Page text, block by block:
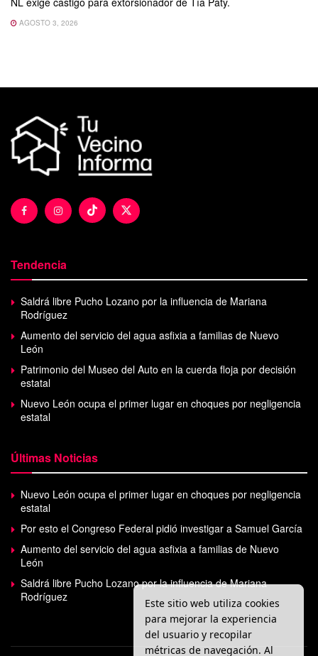
AGOSTO 3, 2026
Tendencia
Saldrá libre Pucho Lozano por la influencia de Mariana
Rodríguez
Aumento del servicio del agua asfixia a familias de Nuevo
León
Patrimonio del Museo del Auto en la cuerda floja por decisión
estatal
Nuevo León ocupa el primer lugar en choques por negligencia
estatal
Últimas Noticias
Nuevo León ocupa el primer lugar en choques por negligencia
estatal
Por esto el Congreso Federal pidió investigar a Samuel García
Aumento del servicio del agua asfixia a familias de Nuevo
León
Saldrá libre Pucho Lozano por la influencia de Mariana
Rodríguez
Este sitio web utiliza cookies
para mejorar la experiencia
del usuario y recopilar
métricas de navegación. Al